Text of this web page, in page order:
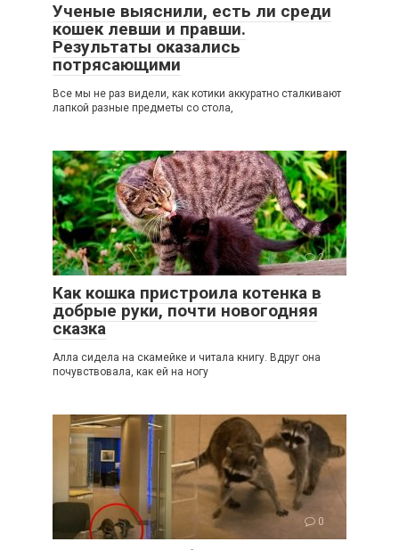
Ученые выяснили, есть ли среди
кошек левши и правши.
Результаты оказались
потрясающими
Все мы не раз видели, как котики аккуратно сталкивают
лапкой разные предметы со стола,
2
Как кошка пристроила котенка в
добрые руки, почти новогодняя
сказка
Алла сидела на скамейке и читала книгу. Вдруг она
почувствовала, как ей на ногу
0